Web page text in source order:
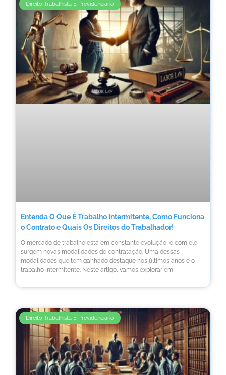
Direito Trabalhista E Previdenciário
Entenda O Que É Trabalho Intermitente, Como Funciona
o Contrato e Quais Os Direitos do Trabalhador!
O mercado de trabalho está em constante evolução, e com ele
surgem novas modalidades de contratação. Uma dessas
modalidades que tem ganhado destaque nos últimos anos é o
trabalho intermitente. Neste artigo, vamos explorar em
Direito Trabalhista E Previdenciário